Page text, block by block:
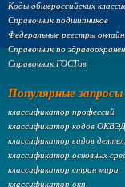
Коды общероссийских
Справочник подшипников
Федеральные реестры онлайн
Справочник по
Справочник ГОСТов
Популярные запросы
классификатор профессий
классификатор кодов
классификатор видов
классификатор основных
классификатор стран мира
классификатор окп